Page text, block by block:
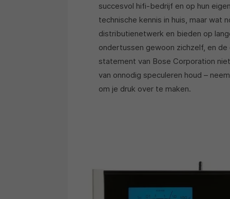
succesvol hifi-bedrijf en op hun
technische kennis in huis, maar wat
distributienetwerk en bieden op
ondertussen gewoon zichzelf, en
statement van Bose Corporation
van onnodig speculeren houd –
om je druk over te maken.